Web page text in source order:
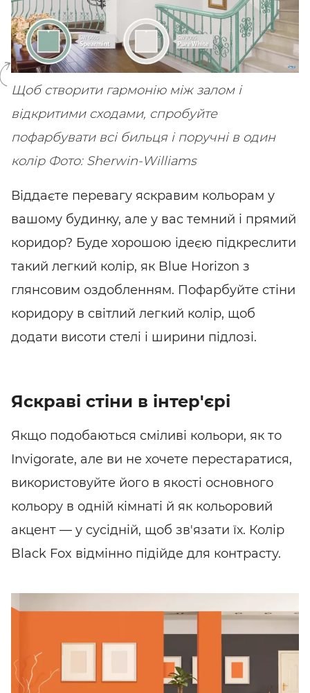
SHARE SUBSCRIBE
Щоб створити гармонію між залом і
відкритими сходами, спробуйте
пофарбувати всі бильця і поручні в один
колір Фото: Sherwin-Williams
Віддаєте перевагу яскравим кольорам у
вашому будинку, але у вас темний і прямий
коридор? Буде хорошою ідеєю підкреслити
такий легкий колір, як Blue Horizon з
глянсовим оздобленням. Пофарбуйте стіни
коридору в світлий легкий колір, щоб
додати висоти стелі і ширини підлозі.
Яскраві стіни в інтер'єрі
Якщо подобаються сміливі кольори, як то
Invigorate, але ви не хочете перестаратися,
використовуйте його в якості основного
кольору в одній кімнаті й як кольоровий
акцент — у сусідній, щоб зв'язати їх. Колір
Black Fox відмінно підійде для контрасту.